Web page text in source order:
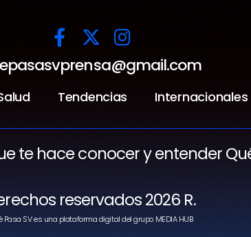
Tendencias Internacionales
te hace conocer y entender
reservados 2026 R.
Pasa SV es una plataforma digital del grupo MEDIA HUB